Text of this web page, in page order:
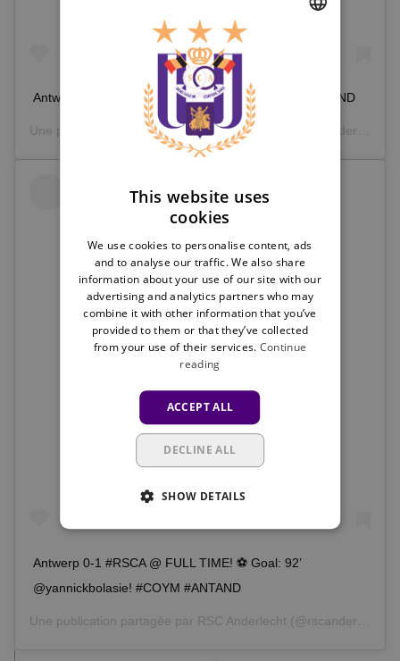
Antwerp 0-0 #RSCA @ HALF-TIME ⚽️ #COYM #ANTAND
Une publication partagée parRSC Anderlecht (@rscanderlecht) le
Voir cette publication sur Instagram
Antwerp 0-1 #RSCA @ FULL TIME! ⚽️ Goal: 92’
@yannickbolasie! #COYM #ANTAND
Une publication partagée par RSC Anderlecht (@rscanderlecht) le
This website uses
cookies
We use cookies to personalise content, ads
and to analyse our traffic. We also share
information about your use of our site with our
advertising and analytics partners who may
combine it with other information that you’ve
provided to them or that they’ve collected
from your use of their services. Continue
reading
ACCEPT ALL
DECLINE ALL
SHOW DETAILS